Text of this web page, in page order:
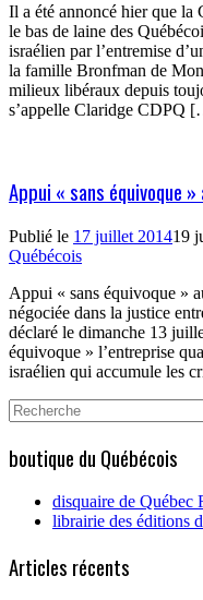
Il a été annoncé hier que la
le bas de laine des
israélien par l’entremise
la famille Bronfman de
milieux libéraux depuis
s’appelle Claridge CDPQ
Appui « sans équivoque
Publié le 17 juillet 201419
Québécois
Appui « sans équivoque »
négociée dans la justice
déclaré le dimanche 13
équivoque » l’entreprise
israélien qui accumule les
Search
for:
boutique du Québécois
disquaire de Québec
librairie des éditions
Articles récents